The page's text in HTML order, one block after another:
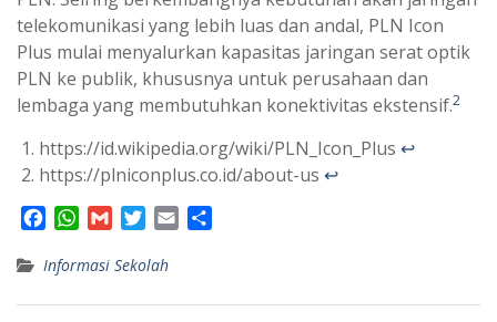
telekomunikasi yang lebih luas dan andal, PLN Icon
Plus mulai menyalurkan kapasitas jaringan serat optik
PLN ke publik, khususnya untuk perusahaan dan
lembaga yang membutuhkan konektivitas ekstensif.2
https://id.wikipedia.org/wiki/PLN_Icon_Plus ↩︎
https://plniconplus.co.id/about-us ↩︎
c
W
a
a
i
Informasi Sekolah